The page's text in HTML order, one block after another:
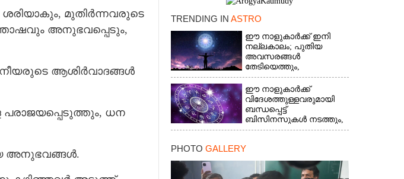
ശരിയാകും, മുതിര്‍ന്നവരുടെ
അനുഭവപ്പെടും,
ആശിര്‍വാദങ്ങള്‍
ധന
അനുഭവങ്ങള്‍.
TRENDING IN ASTRO
ഈ നാളുകാർക്ക് ഇനി
നല്ലകാലം; പുതിയ
അവസരങ്ങൾ
തേടിയെത്തും,
സുഖാനുഭവങ്ങൾ
ഈ നാളുകാർക്ക്
വിദേശത്തുള്ളവരുമായി
ബന്ധപ്പെട്ട്
ബിസിനസുകൾ നടത്തും,
ദീർഘകാലമായുള്ള
PHOTO GALLERY
Copy Link